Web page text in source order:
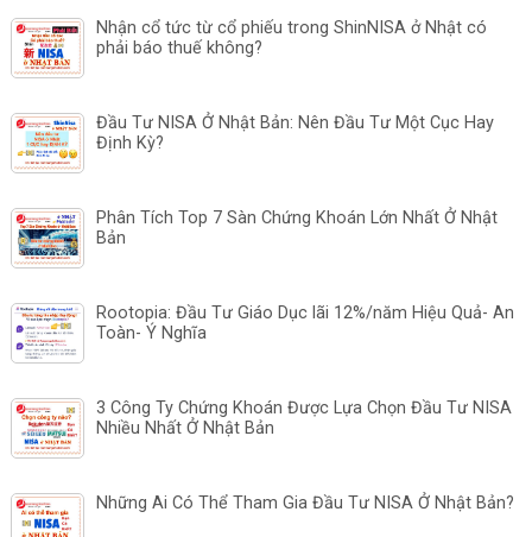
Nhận cổ tức từ cổ phiếu trong ShinNISA ở Nhật có
phải báo thuế không?
Đầu Tư NISA Ở Nhật Bản: Nên Đầu Tư Một Cục Hay
Định Kỳ?
Phân Tích Top 7 Sàn Chứng Khoán Lớn Nhất Ở Nhật
Bản
Rootopia: Đầu Tư Giáo Dục lãi 12%/năm Hiệu Quả- An
Toàn- Ý Nghĩa
3 Công Ty Chứng Khoán Được Lựa Chọn Đầu Tư NISA
Nhiều Nhất Ở Nhật Bản
Những Ai Có Thể Tham Gia Đầu Tư NISA Ở Nhật Bản?